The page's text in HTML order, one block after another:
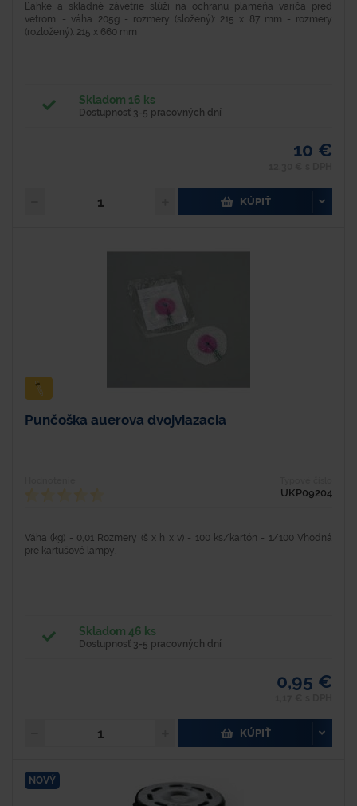
Ľahké a skladné závetrie slúži na ochranu plameňa variča pred
vetrom. - váha 205g - rozmery (složený): 215 x 87 mm - rozmery
(rozložený): 215 x 660 mm
Skladom 16 ks
Dostupnosť 3-5 pracovných dní
10 €
KÚPIŤ
Punčoška auerova dvojviazacia
UKP09204
Váha (kg) - 0,01 Rozmery (š x h x v) - 100 ks/kartón - 1/100 Vhodná
pre kartušové lampy.
Skladom 46 ks
Dostupnosť 3-5 pracovných dní
0,95 €
KÚPIŤ
NOVÝ